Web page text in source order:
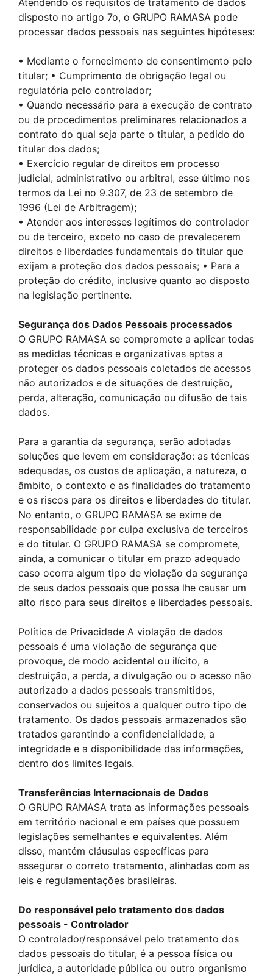
Atendendo os requisitos de tratamento de dados
disposto no artigo 7o, o GRUPO RAMASA pode
processar dados pessoais nas seguintes hipóteses:
• Mediante o fornecimento de consentimento pelo
titular; • Cumprimento de obrigação legal ou
regulatória pelo controlador;
• Quando necessário para a execução de contrato
ou de procedimentos preliminares relacionados a
contrato do qual seja parte o titular, a pedido do
titular dos dados;
• Exercício regular de direitos em processo
judicial, administrativo ou arbitral, esse último nos
termos da Lei no 9.307, de 23 de setembro de
1996 (Lei de Arbitragem);
• Atender aos interesses legítimos do controlador
ou de terceiro, exceto no caso de prevalecerem
direitos e liberdades fundamentais do titular que
exijam a proteção dos dados pessoais; • Para a
proteção do crédito, inclusive quanto ao disposto
na legislação pertinente.
Segurança dos Dados Pessoais processados
O GRUPO RAMASA se compromete a aplicar todas
as medidas técnicas e organizativas aptas a
proteger os dados pessoais coletados de acessos
não autorizados e de situações de destruição,
perda, alteração, comunicação ou difusão de tais
dados.
Para a garantia da segurança, serão adotadas
soluções que levem em consideração: as técnicas
adequadas, os custos de aplicação, a natureza, o
âmbito, o contexto e as finalidades do tratamento
e os riscos para os direitos e liberdades do titular.
No entanto, o GRUPO RAMASA se exime de
responsabilidade por culpa exclusiva de terceiros
e do titular. O GRUPO RAMASA se compromete,
ainda, a comunicar o titular em prazo adequado
caso ocorra algum tipo de violação da segurança
de seus dados pessoais que possa lhe causar um
alto risco para seus direitos e liberdades pessoais.
Política de Privacidade A violação de dados
pessoais é uma violação de segurança que
provoque, de modo acidental ou ilícito, a
destruição, a perda, a divulgação ou o acesso não
autorizado a dados pessoais transmitidos,
conservados ou sujeitos a qualquer outro tipo de
tratamento. Os dados pessoais armazenados são
tratados garantindo a confidencialidade, a
integridade e a disponibilidade das informações,
dentro dos limites legais.
Transferências Internacionais de Dados
O GRUPO RAMASA trata as informações pessoais
em território nacional e em países que possuem
legislações semelhantes e equivalentes. Além
disso, mantém cláusulas específicas para
assegurar o correto tratamento, alinhadas com as
leis e regulamentações brasileiras.
Do responsável pelo tratamento dos dados
pessoais - Controlador
O controlador/responsável pelo tratamento dos
dados pessoais do titular, é a pessoa física ou
jurídica, a autoridade pública ou outro organismo